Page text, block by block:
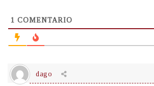
1 COMENTARIO
dago